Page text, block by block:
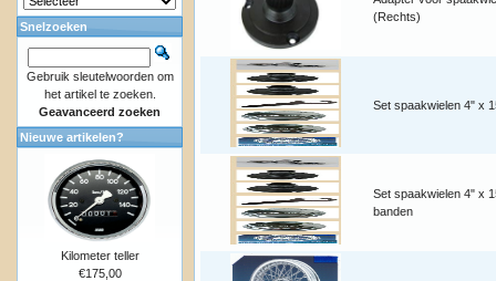
(Rechts)
Set spaakwielen 4" x
Set spaakwielen 4" x
banden
Snelzoeken
Gebruik sleutelwoorden om
het artikel te zoeken.
Geavanceerd zoeken
Nieuwe artikelen?
Kilometer teller
€175,00